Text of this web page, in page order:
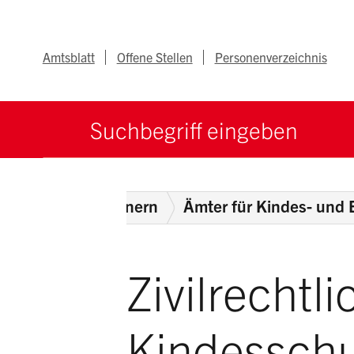
Metanav
Amtsblatt Offene Stellen Personenverzeichnis
Suchbegriff
des Innern Ämter für Kindes- und